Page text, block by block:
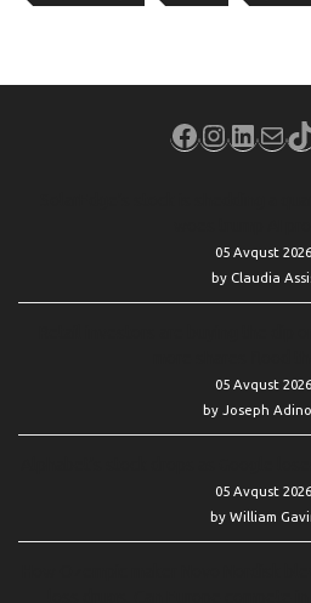
Facebook
05 Avqust 2026
by Claudia
05 Avqust 2026
by Joseph
05 Avqust 2026
by William